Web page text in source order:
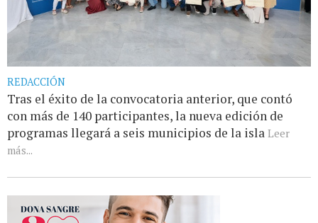
REDACCIÓN
Tras el éxito de la convocatoria anterior, que contó
con más de 140 participantes, la nueva edición de
programas llegará a seis municipios de la isla Leer
más...